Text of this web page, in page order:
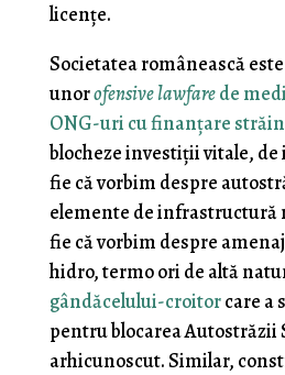
licenţe.
Societatea românească
unorofensive lawfarede
ONG-uri cu finanţare
blocheze investiţii vitale,
fie că vorbim despre
elemente de infrastructură
fie că vorbim despre
hidro, termo ori de altă
gândăcelului-croitorcare a
pentru blocarea Autostrăzii
arhicunoscut. Similar,